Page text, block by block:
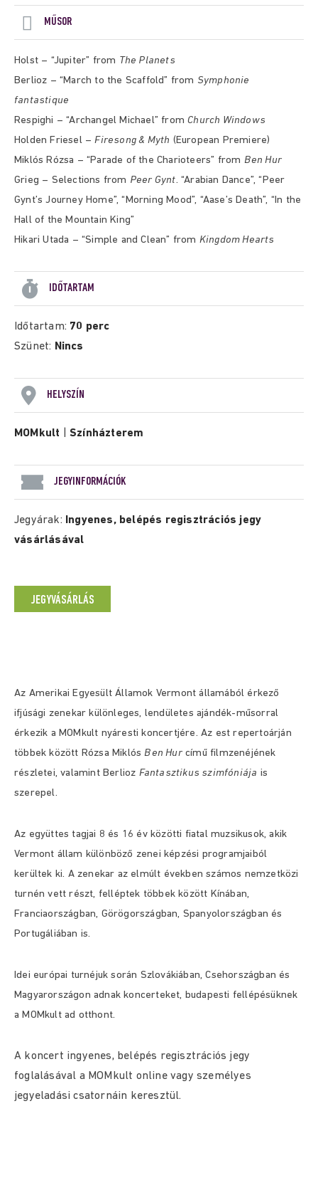
MŰSOR
Holst – “Jupiter” from The Planets
Berlioz – “March to the Scaffold” from Symphonie
fantastique
Respighi – “Archangel Michael” fromChurch Windows
Holden Friesel –Firesong & Myth (European Premiere)
Miklós Rózsa – “Parade of the Charioteers” from Ben Hur
Grieg – Selections from Peer Gynt. “Arabian Dance”, “Peer
Gynt’s Journey Home”, “Morning Mood”, “Aase’s Death”, “In the
Hall of the Mountain King”
Hikari Utada – “Simple and Clean” from Kingdom Hearts
IDŐTARTAM
Időtartam: 70 perc
Szünet: Nincs
HELYSZÍN
MOMkult |Színházterem
JEGYINFORMÁCIÓK
Jegyárak:
Ingyenes, belépés regisztrációs jegy
vásárlásával
JEGYVÁSÁRLÁS
Az Amerikai Egyesült Államok Vermont államából érkező
ifjúsági zenekar különleges, lendületes ajándék-műsorral
érkezik a MOMkult nyáresti koncertjére. Az est repertoárján
többek között Rózsa MiklósBen Hurcímű filmzenéjének
részletei, valamint Berlioz Fantasztikus szimfóniája is
szerepel.
Az együttes tagjai 8 és 16 év közötti fiatal muzsikusok, akik
Vermont állam különböző zenei képzési programjaiból
kerültek ki. A zenekar az elmúlt években számos nemzetközi
turnén vett részt, felléptek többek között Kínában,
Franciaországban, Görögországban, Spanyolországban és
Portugáliában is.
Idei európai turnéjuk során Szlovákiában, Csehországban és
Magyarországon adnak koncerteket, budapesti fellépésüknek
a MOMkult ad otthont.
A koncert ingyenes, belépés regisztrációs jegy
foglalásával a MOMkult online vagy személyes
jegyeladási csatornáin keresztül.